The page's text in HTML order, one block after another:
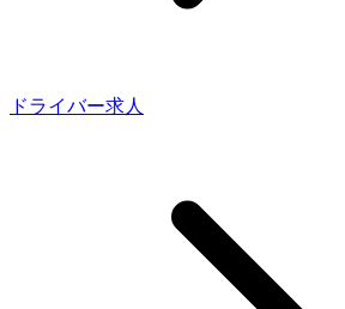
ドライバー求人